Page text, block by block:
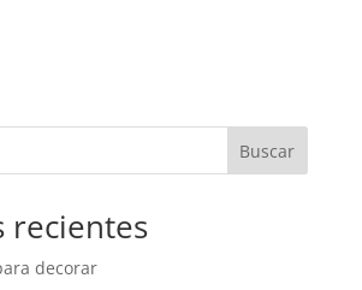
Buscar
recientes
decorar